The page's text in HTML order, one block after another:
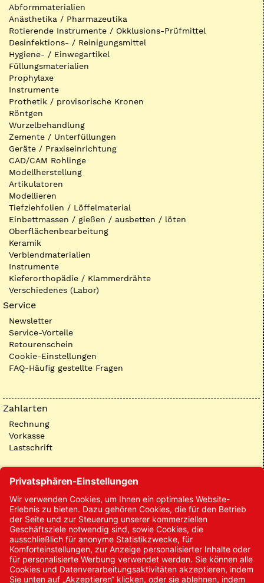
Abformmaterialien
Anästhetika / Pharmazeutika
Rotierende Instrumente / Okklusions-Prüfmittel
Desinfektions- / Reinigungsmittel
Hygiene- / Einwegartikel
Füllungsmaterialien
Prophylaxe
Instrumente
Prothetik / provisorische Kronen
Röntgen
Wurzelbehandlung
Zemente / Unterfüllungen
Geräte / Praxiseinrichtung
CAD/CAM Rohlinge
Modellherstellung
Artikulatoren
Modellieren
Tiefziehfolien / Löffelmaterial
Einbettmassen / gießen / ausbetten / löten
Oberflächenbearbeitung
Keramik
Verblendmaterialien
Instrumente
Kieferorthopädie / Klammerdrähte
Verschiedenes (Labor)
Service
Newsletter
Service-Vorteile
Retourenschein
Cookie-Einstellungen
FAQ-Häufig gestellte Fragen
Zahlarten
Rechnung
Vorkasse
Lastschrift
Kontakt
Kontakt/Anfrage
Neukundenanmeldung
Kennwort vergessen